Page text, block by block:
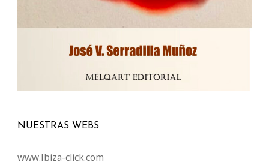
NUESTRAS WEBS
www.Ibiza-click.com